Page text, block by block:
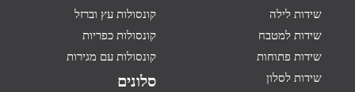
שידות לילה
שידות למטבח
שידות פתוחות
שידות לסלון
קונסולות עץ וברזל
קונסולות כפריות
קונסולות עם מגירות
סלונים